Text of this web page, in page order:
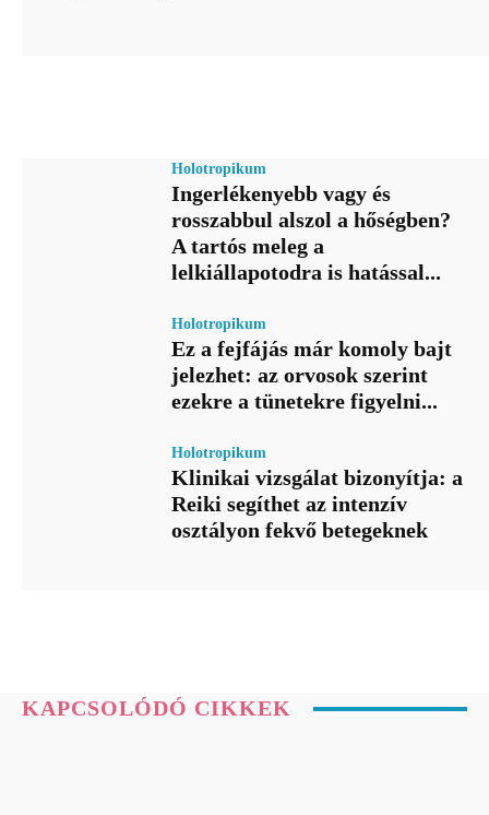
Holotropikum
Ingerlékenyebb vagy és
rosszabbul alszol a hőségben?
A tartós meleg a
lelkiállapotodra is hatással...
Holotropikum
Ez a fejfájás már komoly bajt
jelezhet: az orvosok szerint
ezekre a tünetekre figyelni...
Holotropikum
Klinikai vizsgálat bizonyítja: a
Reiki segíthet az intenzív
osztályon fekvő betegeknek
KAPCSOLÓDÓ CIKKEK